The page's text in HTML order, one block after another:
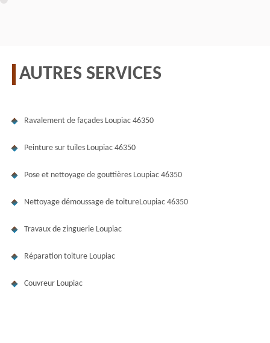
AUTRES SERVICES
Ravalement de façades Loupiac 46350
Peinture sur tuiles Loupiac 46350
Pose et nettoyage de gouttières Loupiac 46350
Nettoyage démoussage de toitureLoupiac 46350
Travaux de zinguerie Loupiac
Réparation toiture Loupiac
Couvreur Loupiac